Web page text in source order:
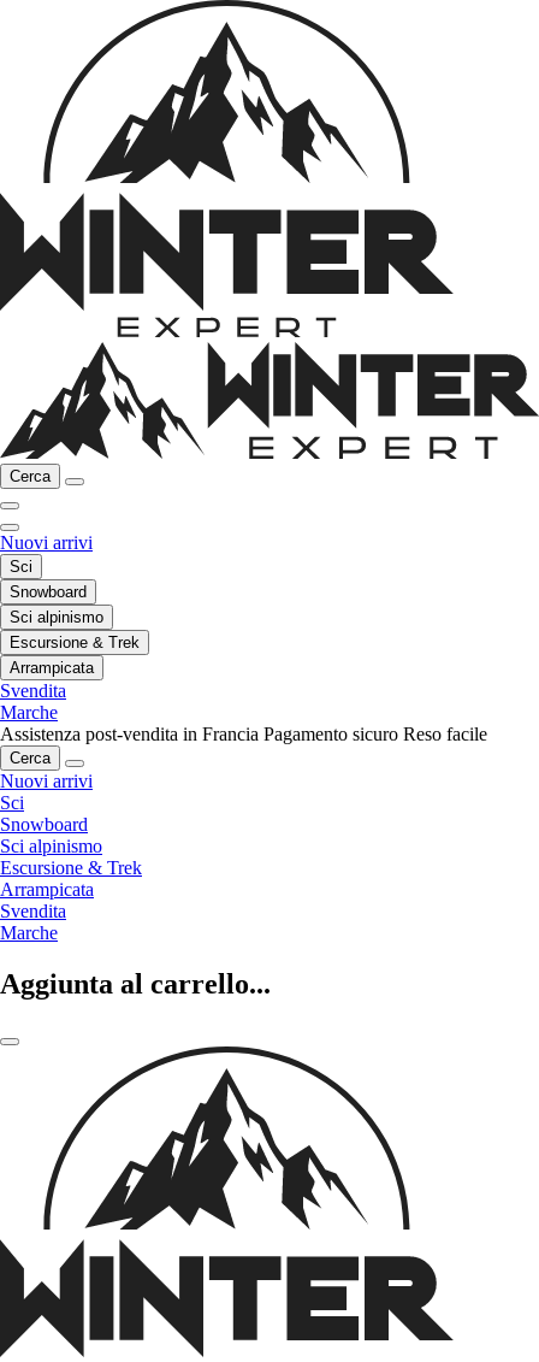
Cerca
Nuovi arrivi
Sci
Snowboard
Sci alpinismo
Escursione & Trek
Arrampicata
Svendita
Marche
Assistenza post-vendita in Francia Pagamento sicuro Reso facile
Cerca
Nuovi arrivi
Sci
Snowboard
Sci alpinismo
Escursione & Trek
Arrampicata
Svendita
Marche
Aggiunta al carrello...